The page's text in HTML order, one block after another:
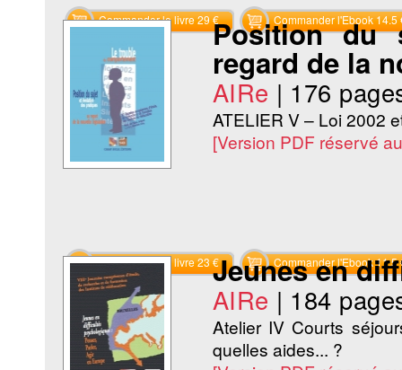
Commander le livre 29 € Commander l'Ebook 14.5
Position du
regard de la
AIRe | 176
ATELIER V – Loi 2002
[Version PDF réservé
Commander le livre 23 € Commander l'Ebook 11.5
Jeunes en
AIRe | 184
Atelier IV Courts
quelles aides... ?